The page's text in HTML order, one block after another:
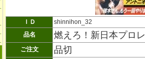
ＩＤ
shinnihon_32
品名
燃えろ！新日本プ
ご注文 品切